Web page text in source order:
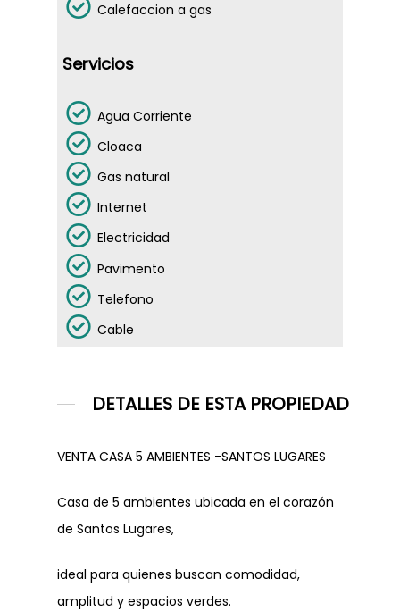
Calefaccion a gas
Servicios
Agua Corriente
Cloaca
Gas natural
Internet
Electricidad
Pavimento
Telefono
Cable
DETALLES DE ESTA PROPIEDAD
VENTA CASA 5 AMBIENTES -SANTOS LUGARES
Casa de 5 ambientes ubicada en el corazón
de Santos Lugares,
ideal para quienes buscan comodidad,
amplitud y espacios verdes.
Dirección